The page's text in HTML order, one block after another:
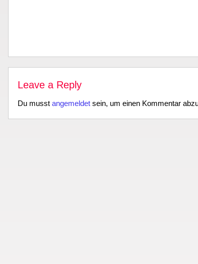
Leave a Reply
Du musst angemeldetsein, um einen Kommentar